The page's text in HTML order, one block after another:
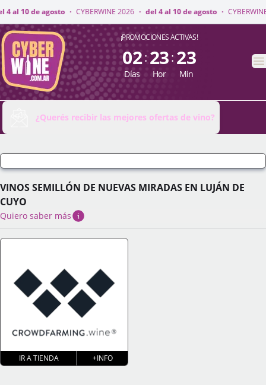
2026 · del 4 al 10 de agosto · CYBERWINE 2026 · del 4 al 10 de agosto
CyberWine ¡PROMOCIONES ACTIVAS!
02
Días
: 23
Hor
: 23
Min
¿Querés recibir las mejores ofertas de vino?
VINOS SEMILLÓN DE NUEVAS MIRADAS EN LUJÁN DE
CUYO
Quiero saber más
IR A TIENDA +INFO